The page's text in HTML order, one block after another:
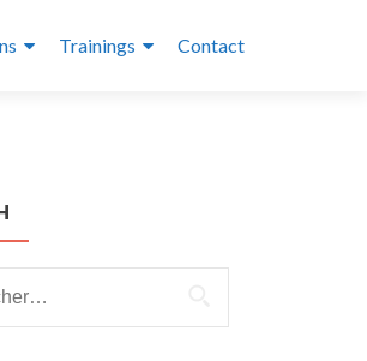
Trainings Contact